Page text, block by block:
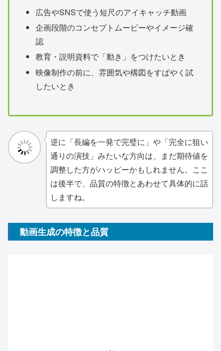
広告やSNSで使う短尺のアイキャッチ動画
企画段階のコンセプトムービーやイメージ確
認
教育・説明資料で「動き」をつけたいとき
映像制作の前に、雰囲気や構図をすばやく試
したいとき
逆に「長編を一発で完璧に」や「完全に狙い
通りの演技」みたいな方向は、まだ期待値を
調整した方がハッピーかもしれません。ここ
は後半で、品質の特徴とあわせて具体的に話
しますね。
動画生成の特徴と品質